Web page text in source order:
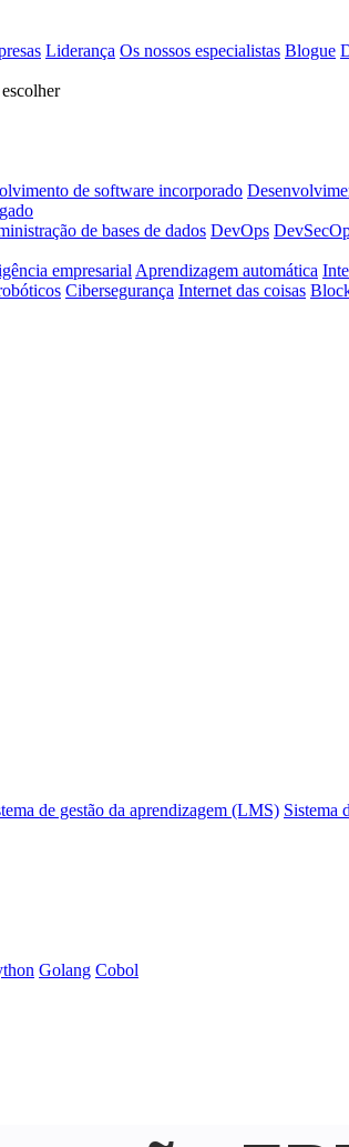
Liderança Os nossos especialistas Blogue
de software incorporado
de bases de dados DevOps
empresarial Aprendizagem automática
Cibersegurança Internet das coisas
de gestão da aprendizagem (LMS) Sistema
Golang Cobol